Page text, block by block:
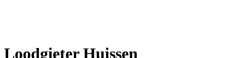
LoodgieterHuissen